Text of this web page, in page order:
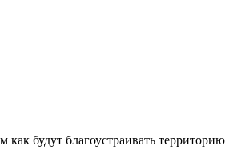
будут благоустраивать территорию